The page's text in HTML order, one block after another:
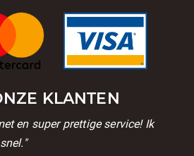
KLANTEN
en super prettige service! Ik